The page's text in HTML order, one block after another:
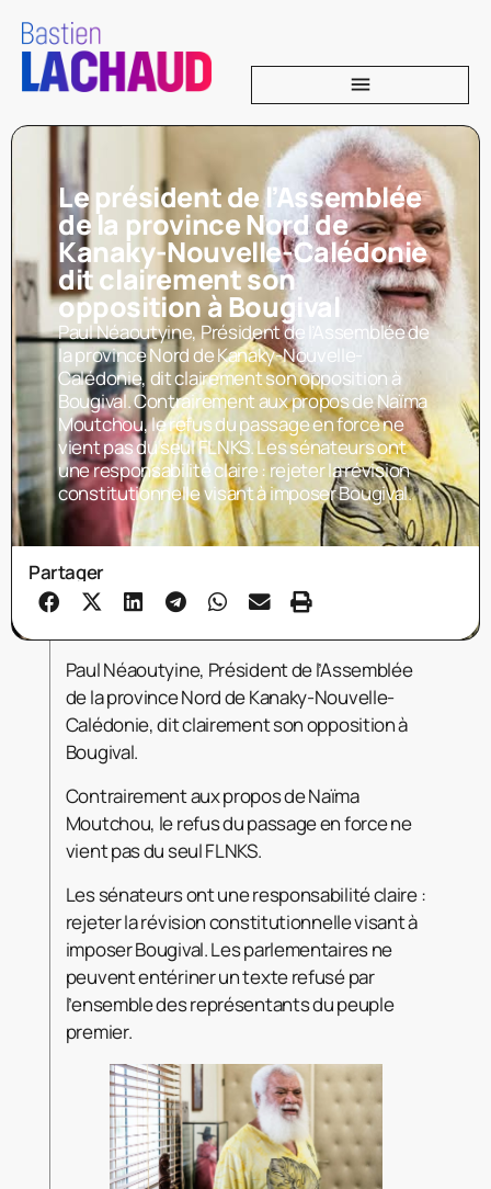
Le président de l’Assemblée
de la province Nord de
Kanaky-Nouvelle-Calédonie
dit clairement son
opposition à Bougival
Paul Néaoutyine, Président de l’Assemblée de
la province Nord de Kanaky-Nouvelle-
Calédonie, dit clairement son opposition à
Bougival. Contrairement aux propos de Naïma
Moutchou, le refus du passage en force ne
vient pas du seul FLNKS. Les sénateurs ont
une responsabilité claire : rejeter la révision
constitutionnelle visant à imposer Bougival.
Partager
Paul Néaoutyine, Président de l’Assemblée
de la province Nord de Kanaky-Nouvelle-
Calédonie, dit clairement son opposition à
Bougival.
Contrairement aux propos de Naïma
Moutchou, le refus du passage en force ne
vient pas du seul FLNKS.
Les sénateurs ont une responsabilité claire :
rejeter la révision constitutionnelle visant à
imposer Bougival. Les parlementaires ne
peuvent entériner un texte refusé par
l’ensemble des représentants du peuple
premier.